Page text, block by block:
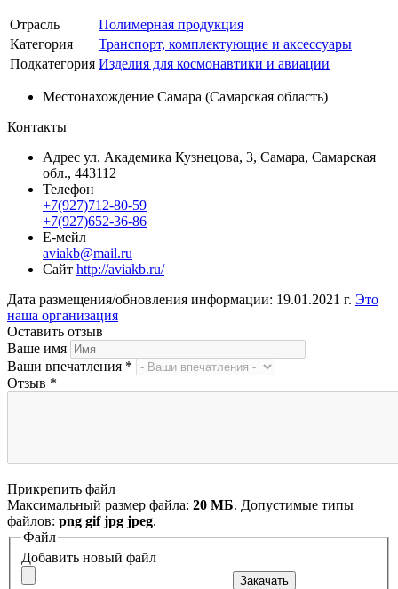
Отрасль
Полимерная продукция
Категория
Транспорт, комплектующие и аксессуары
Подкатегория Изделия для космонавтики и авиации
Местонахождение Самара (Самарская область)
Контакты
Адрес ул. Академика Кузнецова, 3, Самара, Самарская
обл., 443112
Телефон
+7(927)712-80-59
+7(927)652-36-86
Е-мейл
aviakb@mail.ru
Сайт http://aviakb.ru/
Дата размещения/обновления информации: 19.01.2021 г. Это
наша организация
Оставить отзыв
Ваше имя
Ваши впечатления *
Отзыв *
Прикрепить файл
Максимальный размер файла: 20 МБ. Допустимые типы
файлов: png gif jpg jpeg.
Файл
Добавить новый файл